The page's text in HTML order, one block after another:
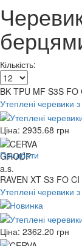
Кількість:
BK TPU MF S3S FO
Утеплені черевики
Ціна: 2935.68 грн
Придбати
RAVEN XT S3 FO
Утеплені черевики
Ціна: 2362.20 грн